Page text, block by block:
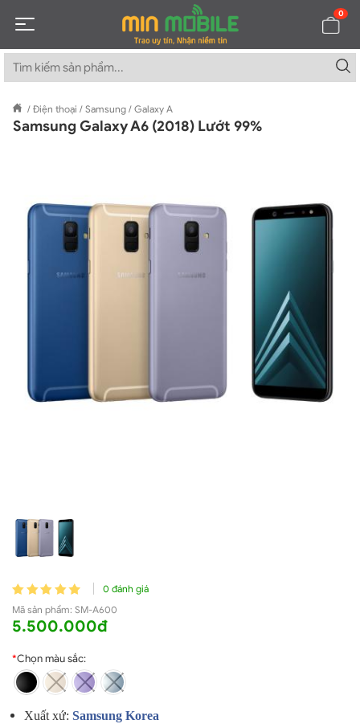
0
/ Điện thoại / Samsung / Galaxy A
Samsung Galaxy A6 (2018) Lướt 99%
0 đánh giá
Mã sản phẩm: SM-A600
5.500.000đ
*Chọn màu sắc:
Xuất xứ: Samsung Korea